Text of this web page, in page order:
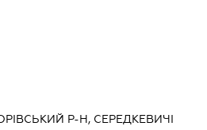
Р-Н, СЕРЕДКЕВИЧІ